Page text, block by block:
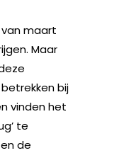
maart
Maar
bij
vinden het
te
de